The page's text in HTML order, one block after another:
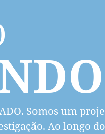
Somos um
Ao longo